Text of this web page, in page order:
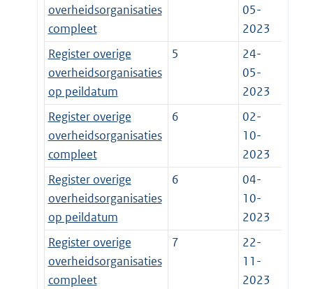
overheidsorganisaties
compleet
05-
2023
Register overige
overheidsorganisaties
op peildatum
5
24-
05-
2023
Register overige
overheidsorganisaties
compleet
6
02-
10-
2023
Register overige
overheidsorganisaties
op peildatum
6
04-
10-
2023
Register overige
overheidsorganisaties
compleet
7
22-
11-
2023